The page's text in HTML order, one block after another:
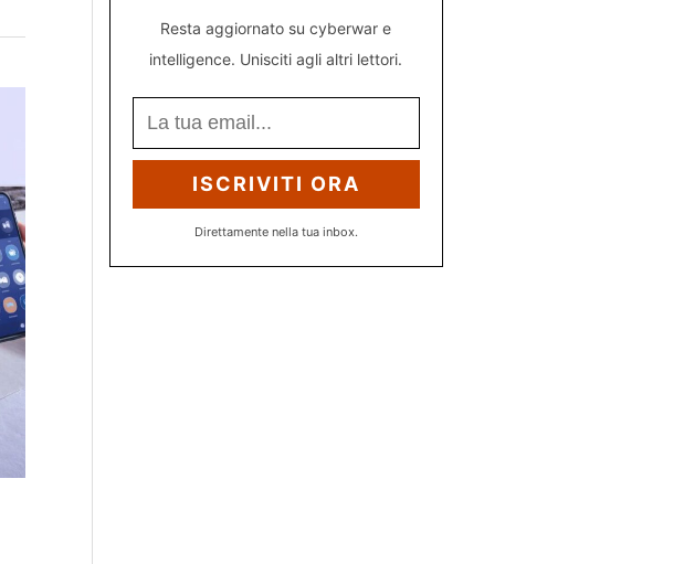
Resta aggiornato su cyberwar e
intelligence. Unisciti agli altri lettori.
ISCRIVITI ORA
Direttamente nella tua inbox.